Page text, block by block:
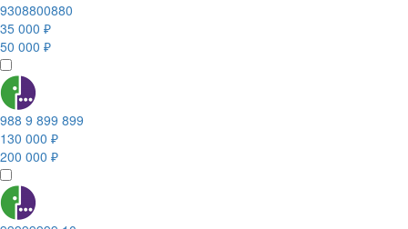
9308800880
35 000 ₽
50 000 ₽
988 9 899 899
130 000 ₽
200 000 ₽